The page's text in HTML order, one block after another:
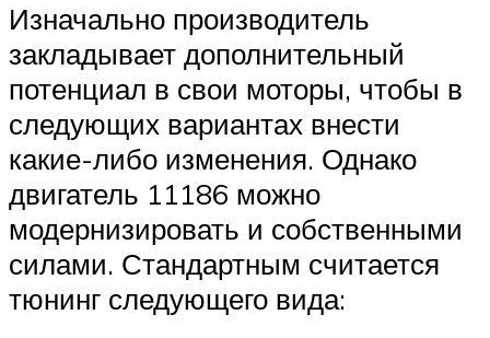
Изначально производитель
закладывает дополнительный
потенциал в свои моторы, чтобы в
следующих вариантах внести
какие-либо изменения. Однако
двигатель 11186 можно
модернизировать и собственными
силами. Стандартным считается
тюнинг следующего вида: